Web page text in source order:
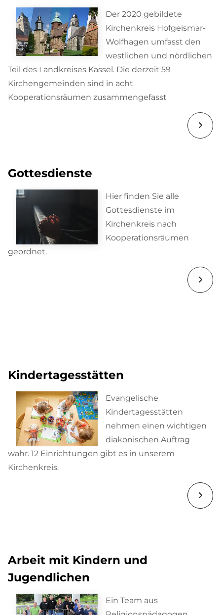
Der 2020 gebildete
Kirchenkreis Hofgeismar-
Wolfhagen umfasst den
westlichen und nördlichen
Teil des Landkreises Kassel. Die derzeit 59
Kirchengemeinden sind in acht
Kooperationsräumen zusammengefasst
Gottesdienste
Hier finden Sie alle
Gottesdienste im
Kirchenkreis nach
Kooperationsräumen
geordnet.
Kindertagesstätten
Evangelische
Kindertagesstätten
nehmen einen wichtigen
diakonischen Auftrag
wahr. 12 Einrichtungen gibt es in unserem
Kirchenkreis.
Arbeit mit Kindern und
Jugendlichen
Ein Team aus